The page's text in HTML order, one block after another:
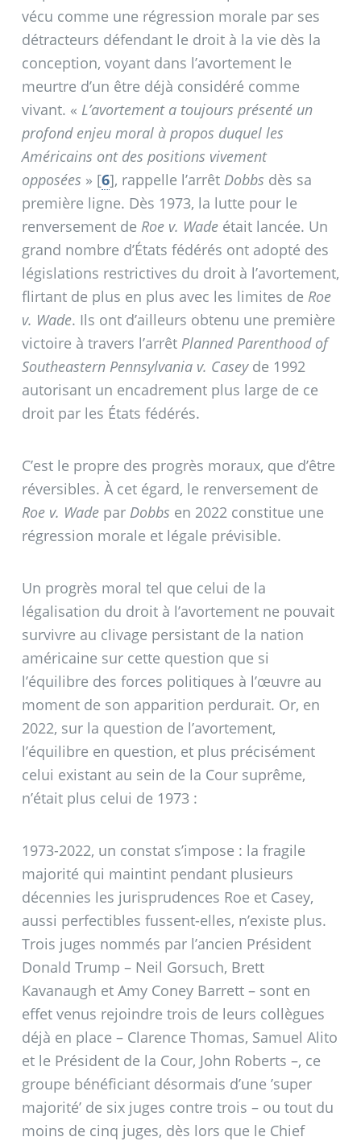
vécu comme une régression morale par ses
détracteurs défendant le droit à la vie dès la
conception, voyant dans l’avortement le
meurtre d’un être déjà considéré comme
vivant. « L’avortement a toujours présenté un
profond enjeu moral à propos duquel les
Américains ont des positions vivement
opposées » [6], rappelle l’arrêt Dobbs dès sa
première ligne. Dès 1973, la lutte pour le
renversement de Roe v. Wadeétait lancée. Un
grand nombre d’États fédérés ont adopté des
législations restrictives du droit à l’avortement,
flirtant de plus en plus avec les limites de Roe
v. Wade. Ils ont d’ailleurs obtenu une première
victoire à travers l’arrêt Planned Parenthood of
Southeastern Pennsylvania v. Caseyde 1992
autorisant un encadrement plus large de ce
droit par les États fédérés.
C’est le propre des progrès moraux, que d’être
réversibles. À cet égard, le renversement de
Roe v. Wadepar Dobbs en 2022 constitue une
régression morale et légale prévisible.
Un progrès moral tel que celui de la
légalisation du droit à l’avortement ne pouvait
survivre au clivage persistant de la nation
américaine sur cette question que si
l’équilibre des forces politiques à l’œuvre au
moment de son apparition perdurait. Or, en
2022, sur la question de l’avortement,
l’équilibre en question, et plus précisément
celui existant au sein de la Cour suprême,
n’était plus celui de 1973 :
1973-2022, un constat s’impose : la fragile
majorité qui maintint pendant plusieurs
décennies les jurisprudences Roe et Casey,
aussi perfectibles fussent-elles, n’existe plus.
Trois juges nommés par l’ancien Président
Donald Trump – Neil Gorsuch, Brett
Kavanaugh et Amy Coney Barrett – sont en
effet venus rejoindre trois de leurs collègues
déjà en place – Clarence Thomas, Samuel Alito
et le Président de la Cour, John Roberts –, ce
groupe bénéficiant désormais d’une ’super
majorité’ de six juges contre trois – ou tout du
moins de cinq juges, dès lors que le Chief